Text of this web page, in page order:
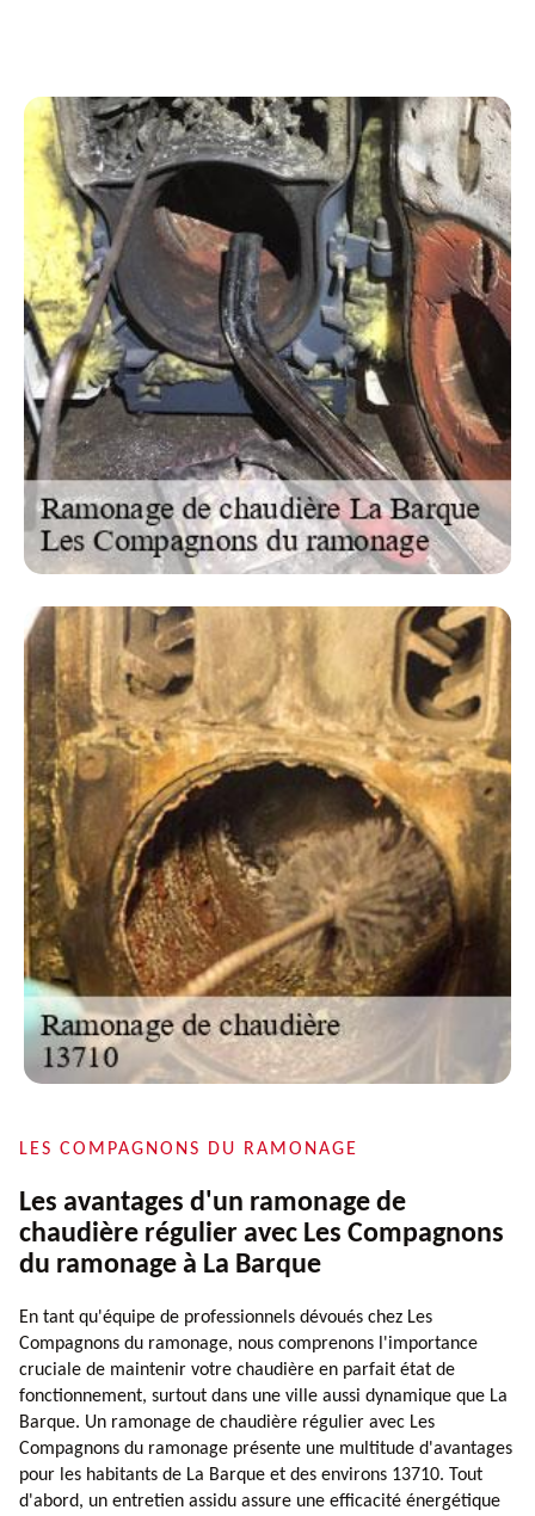
LES COMPAGNONS DU RAMONAGE
Les avantages d'un ramonage de
chaudière régulier avec Les Compagnons
du ramonage à La Barque
En tant qu'équipe de professionnels dévoués chez Les
Compagnons du ramonage, nous comprenons l'importance
cruciale de maintenir votre chaudière en parfait état de
fonctionnement, surtout dans une ville aussi dynamique que La
Barque. Un ramonage de chaudière régulier avec Les
Compagnons du ramonage présente une multitude d'avantages
pour les habitants de La Barque et des environs 13710. Tout
d'abord, un entretien assidu assure une efficacité énergétique